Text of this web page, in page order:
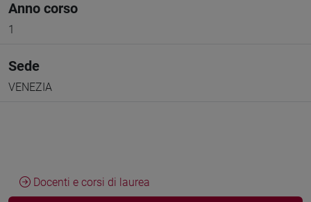
Anno corso
1
Sede
VENEZIA
Docenti e corsi di laurea